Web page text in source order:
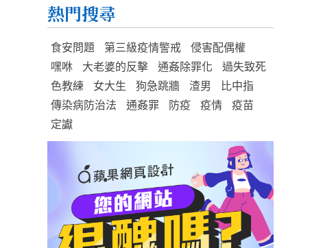
熱門搜尋
食安問題 第三級疫情警戒
侵害配偶權
嘿咻
大老婆的反擊 通姦除罪化
過失致死
色教練
女大生 狗急跳牆 渣男
比中指
傳染病防治法
通姦罪 防疫 疫情
疫苗
定讞